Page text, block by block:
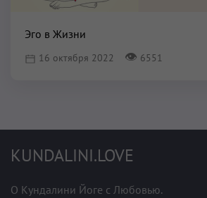
Эго в Жизни
16 октября 2022 👁 6551
KUNDALINI.LOVE
О Кундалини Йоге с Любовью.